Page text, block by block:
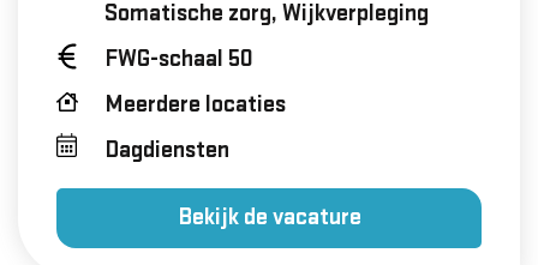
Somatische zorg, Wijkverpleging
FWG-schaal 50
Meerdere locaties
Dagdiensten
Bekijk de vacature